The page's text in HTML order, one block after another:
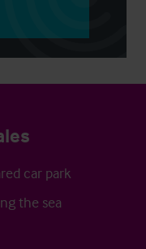
car park
the sea